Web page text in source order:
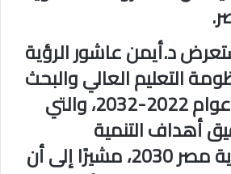
د.أيمن عاشور الرؤية
التعليم العالي والبحث
العلمي خلال الأعوام 2022-2032، والتي
أهداف التنمية
المستدامة، ورؤية مصر 2030، مشيرًا إلى أن